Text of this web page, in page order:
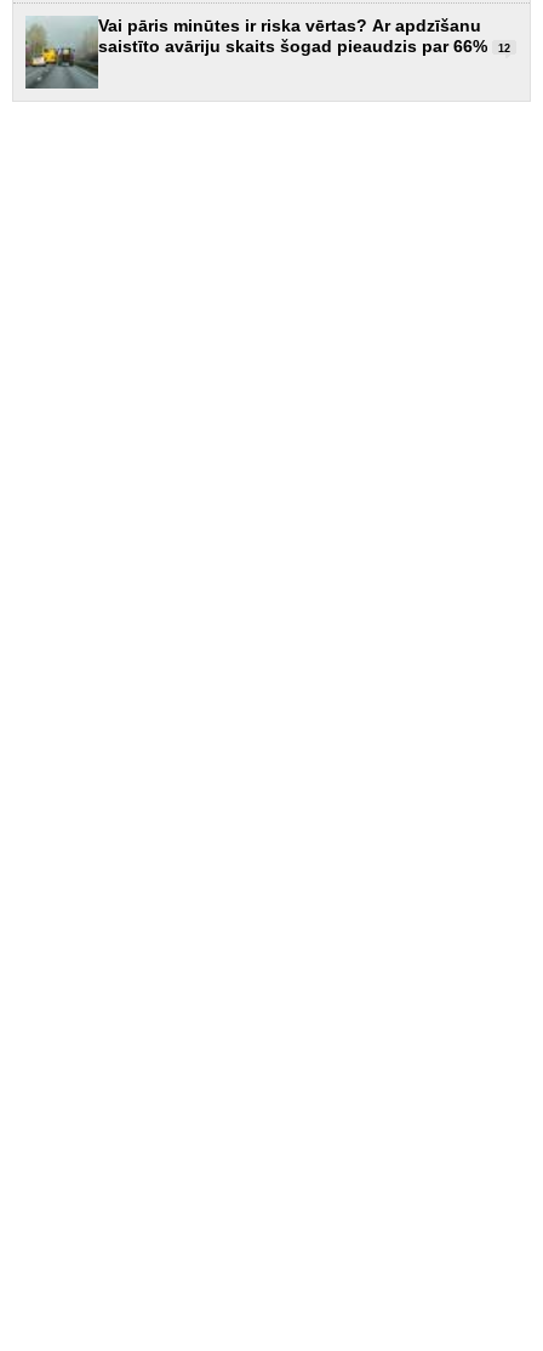
Vai pāris minūtes ir riska vērtas? Ar apdzīšanu
saistīto avāriju skaits šogad pieaudzis par 66%
12